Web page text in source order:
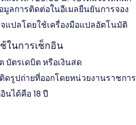
ลการติดต่อในอีเมลยืนยันการจอง
แปลโดยใช้เครื่องมือแปลอัตโนมัติ
ในการเช็กอิน
บัตรเดบิต หรือเงินสด
ดรูปถ่ายที่ออกโดยหน่วยงานราชการ
นได้คือ 18 ปี